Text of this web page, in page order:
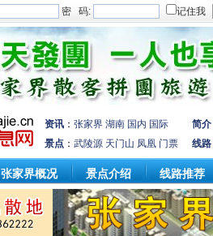
密 码: 记住我
资讯 ： 张家界 湖南 国内 国际 简介
景点 ： 武陵源 天门山 凤凰 门票 线路
张家界概况 景点介绍 线路推荐